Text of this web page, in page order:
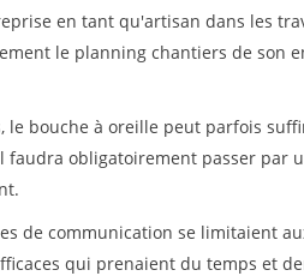
en tant qu'artisan dans les
le planning chantiers de son
le bouche à oreille peut parfois
faudra obligatoirement passer par
de communication se limitaient
qui prenaient du temps et